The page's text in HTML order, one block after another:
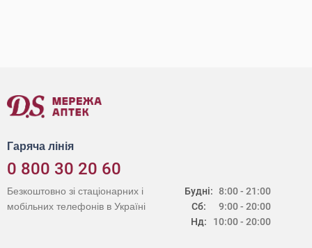
Гаряча лінія
0 800 30 20 60
Будні:
Сб:
Нд:
8:00 - 21:00
9:00 - 20:00
10:00 - 20:00
Безкоштовно зі стаціонарних і
мобільних телефонів в Україні